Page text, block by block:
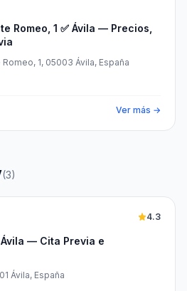
Romeo, 1 ✅ Ávila — Precios,
1, 05003 Ávila, España
Ver más →
(3)
Ávila — Cita Previa e
4.3
Ávila, España